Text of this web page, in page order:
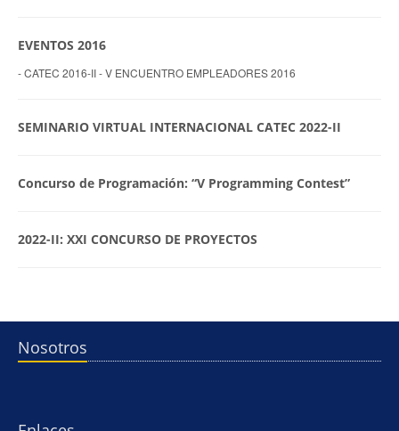
EVENTOS 2016
- CATEC 2016-II - V ENCUENTRO EMPLEADORES 2016
SEMINARIO VIRTUAL INTERNACIONAL CATEC 2022-II
Concurso de Programación: “V Programming Contest”
2022-II: XXI CONCURSO DE PROYECTOS
Nosotros